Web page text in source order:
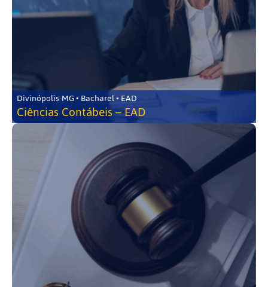
Divinópolis-MG • Bacharel • EAD
Ciências Contábeis – EAD